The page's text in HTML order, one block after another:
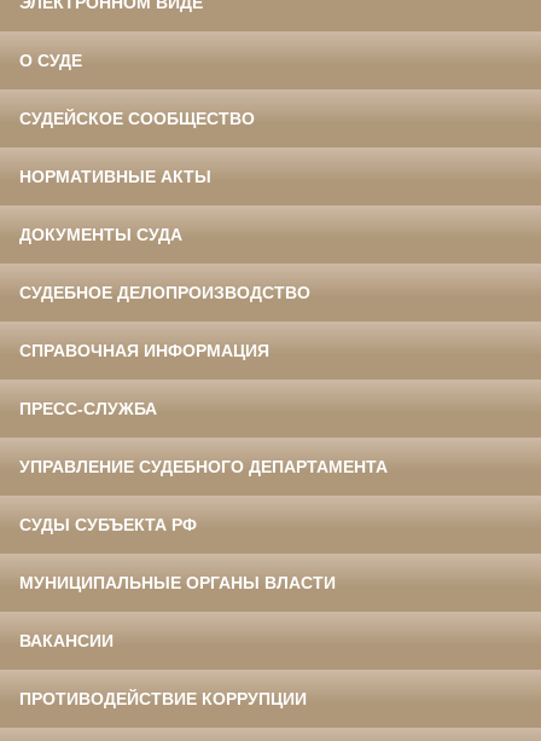
О СУДЕ
СУДЕЙСКОЕ СООБЩЕСТВО
НОРМАТИВНЫЕ АКТЫ
ДОКУМЕНТЫ СУДА
СУДЕБНОЕ ДЕЛОПРОИЗВОДСТВО
СПРАВОЧНАЯ ИНФОРМАЦИЯ
ПРЕСС-СЛУЖБА
УПРАВЛЕНИЕ СУДЕБНОГО ДЕПАРТАМЕНТА
СУДЫ СУБЪЕКТА РФ
МУНИЦИПАЛЬНЫЕ ОРГАНЫ ВЛАСТИ
ВАКАНСИИ
ПРОТИВОДЕЙСТВИЕ КОРРУПЦИИ